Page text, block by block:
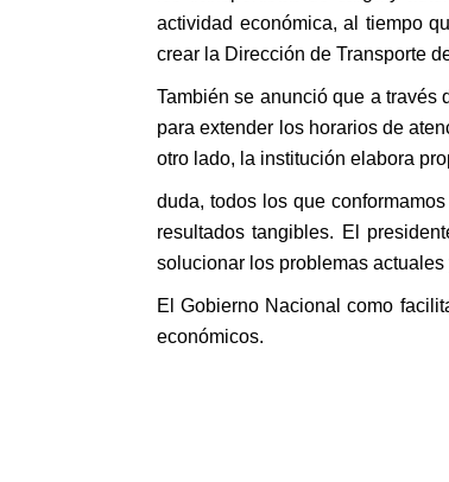
actividad económica, al tiempo
crear la Dirección de Transporte
También se anunció que a
para extender los horarios de
otro lado, la institución elabora
duda, todos los que
resultados tangibles. El
solucionar los problemas
El Gobierno Nacional como
económicos.